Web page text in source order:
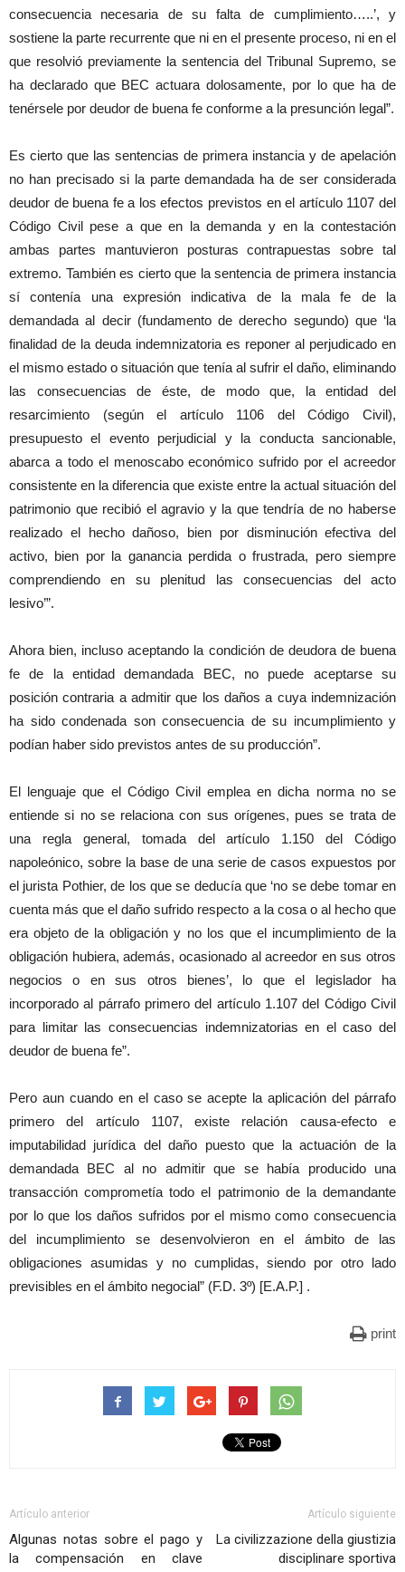
consecuencia necesaria de su falta de cumplimiento…..’, y
sostiene la parte recurrente que ni en el presente proceso, ni en el
que resolvió previamente la sentencia del Tribunal Supremo, se
ha declarado que BEC actuara dolosamente, por lo que ha de
tenérsele por deudor de buena fe conforme a la presunción legal”.
Es cierto que las sentencias de primera instancia y de apelación
no han precisado si la parte demandada ha de ser considerada
deudor de buena fe a los efectos previstos en el artículo 1107 del
Código Civil pese a que en la demanda y en la contestación
ambas partes mantuvieron posturas contrapuestas sobre tal
extremo. También es cierto que la sentencia de primera instancia
sí contenía una expresión indicativa de la mala fe de la
demandada al decir (fundamento de derecho segundo) que ‘la
finalidad de la deuda indemnizatoria es reponer al perjudicado en
el mismo estado o situación que tenía al sufrir el daño, eliminando
las consecuencias de éste, de modo que, la entidad del
resarcimiento (según el artículo 1106 del Código Civil),
presupuesto el evento perjudicial y la conducta sancionable,
abarca a todo el menoscabo económico sufrido por el acreedor
consistente en la diferencia que existe entre la actual situación del
patrimonio que recibió el agravio y la que tendría de no haberse
realizado el hecho dañoso, bien por disminución efectiva del
activo, bien por la ganancia perdida o frustrada, pero siempre
comprendiendo en su plenitud las consecuencias del acto
lesivo’”.
Ahora bien, incluso aceptando la condición de deudora de buena
fe de la entidad demandada BEC, no puede aceptarse su
posición contraria a admitir que los daños a cuya indemnización
ha sido condenada son consecuencia de su incumplimiento y
podían haber sido previstos antes de su producción”.
El lenguaje que el Código Civil emplea en dicha norma no se
entiende si no se relaciona con sus orígenes, pues se trata de
una regla general, tomada del artículo 1.150 del Código
napoleónico, sobre la base de una serie de casos expuestos por
el jurista Pothier, de los que se deducía que ‘no se debe tomar en
cuenta más que el daño sufrido respecto a la cosa o al hecho que
era objeto de la obligación y no los que el incumplimiento de la
obligación hubiera, además, ocasionado al acreedor en sus otros
negocios o en sus otros bienes’, lo que el legislador ha
incorporado al párrafo primero del artículo 1.107 del Código Civil
para limitar las consecuencias indemnizatorias en el caso del
deudor de buena fe”.
Pero aun cuando en el caso se acepte la aplicación del párrafo
primero del artículo 1107, existe relación causa-efecto e
imputabilidad jurídica del daño puesto que la actuación de la
demandada BEC al no admitir que se había producido una
transacción comprometía todo el patrimonio de la demandante
por lo que los daños sufridos por el mismo como consecuencia
del incumplimiento se desenvolvieron en el ámbito de las
obligaciones asumidas y no cumplidas, siendo por otro lado
previsibles en el ámbito negocial” (F.D. 3º) [E.A.P.] .
print
Artículo anterior
Algunas notas sobre el pago y
la compensación en clave
Artículo siguiente
La civilizzazione della giustizia
disciplinare sportiva